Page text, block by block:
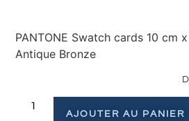
PANTONE Swatch cards 10 cm
Antique Bronze
AJOUTER AU PANIER